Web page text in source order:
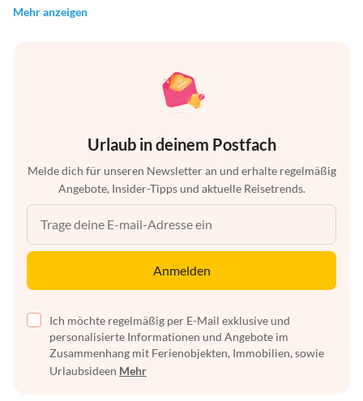
Mehr anzeigen
Urlaub in deinem Postfach
Melde dich für unseren Newsletter an und erhalte regelmäßig
Angebote, Insider-Tipps und aktuelle Reisetrends.
Anmelden
Ich möchte regelmäßig per E-Mail exklusive und
personalisierte Informationen und Angebote im
Zusammenhang mit Ferienobjekten, Immobilien, sowie
Urlaubsideen Mehr